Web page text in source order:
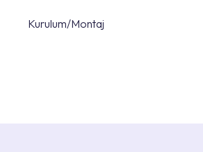
Kurulum/Montaj